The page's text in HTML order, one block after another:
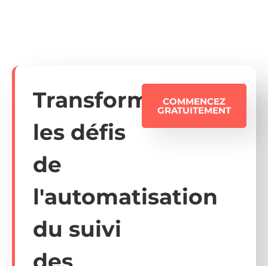
Transformez
les défis
de
l'automatisation
du suivi
COMMENCEZ
GRATUITEMENT